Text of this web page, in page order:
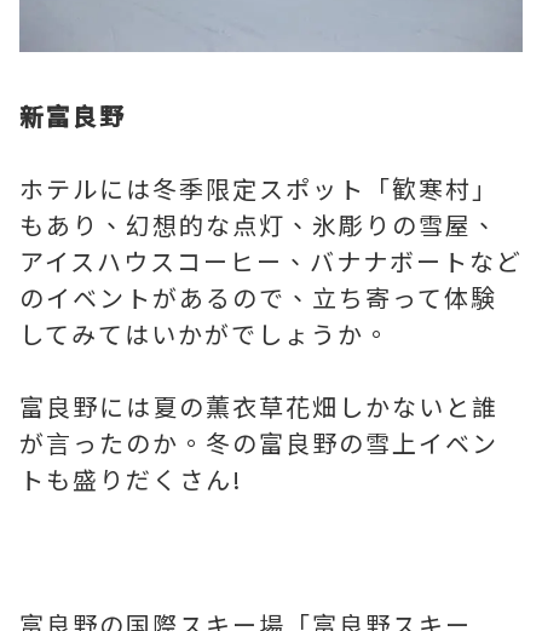
新富良野
ホテルには冬季限定スポット「歓寒村」
もあり、幻想的な点灯、氷彫りの雪屋、
アイスハウスコーヒー、バナナボートなど
のイベントがあるので、立ち寄って体験
してみてはいかがでしょうか。
富良野には夏の薫衣草花畑しかないと誰
が言ったのか。冬の富良野の雪上イベン
トも盛りだくさん!